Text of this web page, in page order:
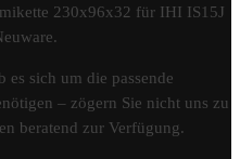
230x96x32 für IHI IS15J
es sich um die passende
– zögern Sie nicht uns zu
beratend zur Verfügung.